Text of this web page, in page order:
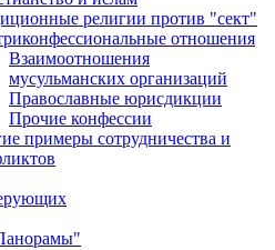
религии против "сект"
отношения
Взаимоотношения
мусульманских организаций
Православные юрисдикции
Прочие конфессии
примеры сотрудничества и